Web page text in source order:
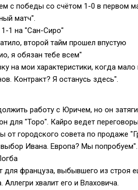
с победы со счётом 1-0 в первом
матч".
1 на "Сан-Сиро"
второй тайм прошел впустую
я обязан тебе всем"
на мои характеристики, когда
Контракт? Я останусь здесь".
работу с Юричем, но он
для "Торо". Кайро ведет
от городского совета по продаже
Ивана. Европа? Мы попробуем".
француза, выбывшего из строя
Аллегри хвалит его и Влаховича.